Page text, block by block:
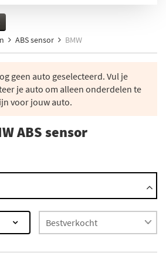
ABS sensor BMW
geen auto geselecteerd. Vul je
je auto om alleen onderdelen te
voor jouw auto.
ABS sensor